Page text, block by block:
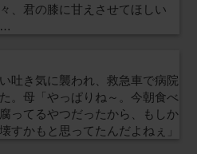
、君の膝に甘えさせてほしい
…
吐き気に襲われ、救急車で病院
。母「やっぱりね～。今朝食べ
ってるやつだったから、もしか
すかもと思ってたんだよねぇ」